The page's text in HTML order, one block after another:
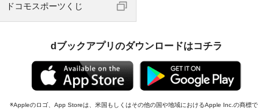
ドコモスポーツくじ
dブックアプリのダウンロードはコチラ
Appleのロゴ、App Storeは、米国もしくはその他の国や地域におけるApple Inc.の商標で